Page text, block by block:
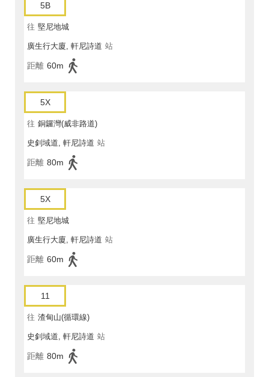
5B
往 堅尼地城
廣生行大廈, 軒尼詩道 站
距離 60m
5X
往 銅鑼灣(威非路道)
史釗域道, 軒尼詩道 站
距離 80m
5X
往 堅尼地城
廣生行大廈, 軒尼詩道 站
距離 60m
11
往 渣甸山(循環線)
史釗域道, 軒尼詩道 站
距離 80m